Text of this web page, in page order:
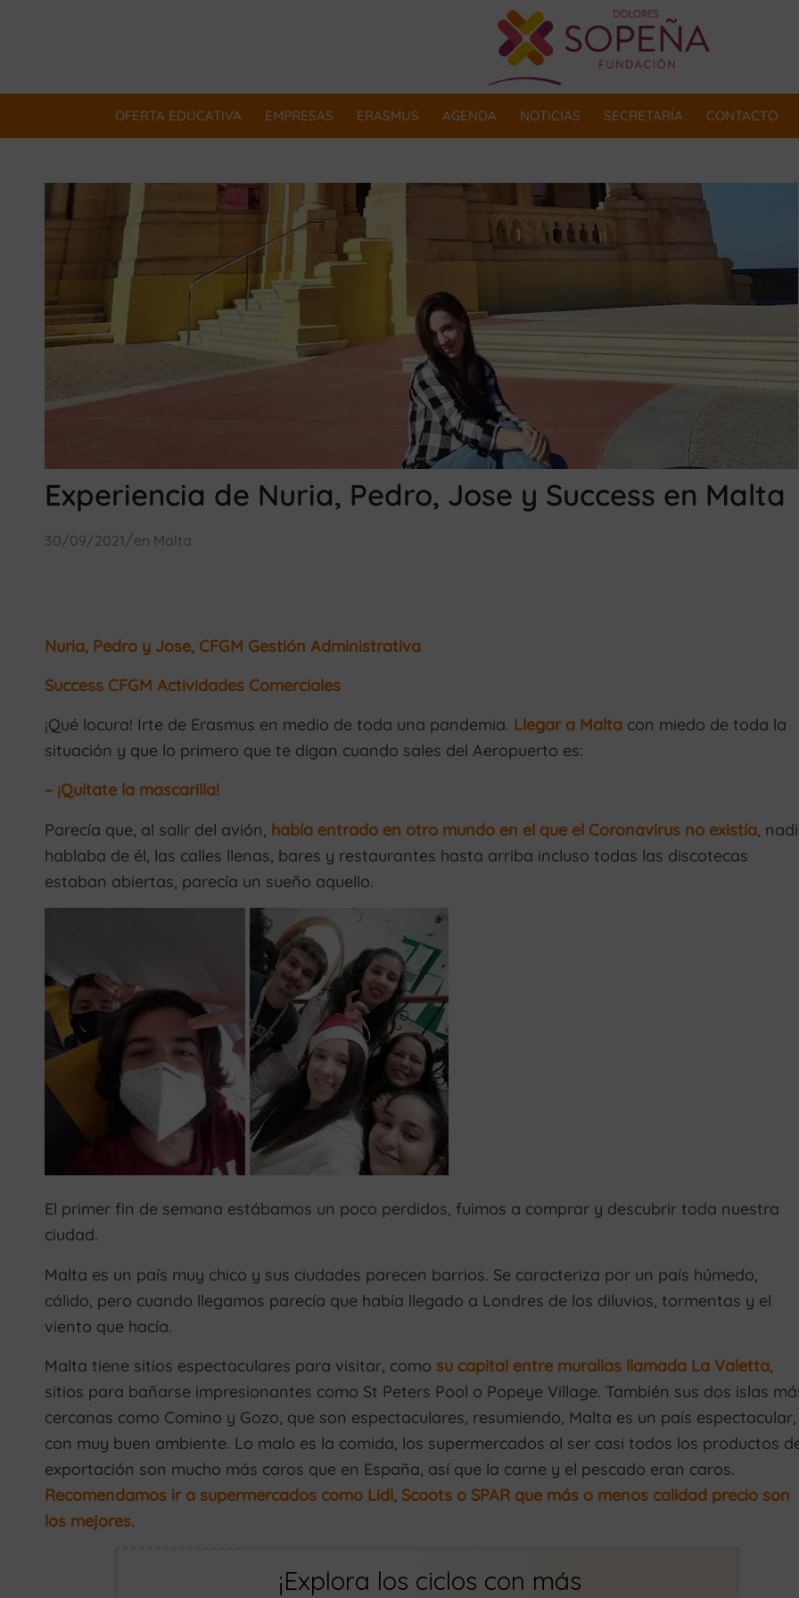
OFERTA EDUCATIVA EMPRESAS ERASMUS AGENDA NOTICIAS SECRETARÍA CONTACTO
Experiencia de Nuria, Pedro, Jose y Success en Malta
30/09/2021 /en Malta
Nuria, Pedro y Jose, CFGM Gestión Administrativa
Success CFGM Actividades Comerciales
¡Qué locura! Irte de Erasmus en medio de toda una pandemia. Llegar a Malta con miedo de toda la
situación y que lo primero que te digan cuando sales del Aeropuerto es:
– ¡Quítate la mascarilla!
Parecía que, al salir del avión, había entrado en otro mundo en el que el Coronavirus no existía,
hablaba de él, las calles llenas, bares y restaurantes hasta arriba incluso todas las discotecas
estaban abiertas, parecía un sueño aquello.
El primer fin de semana estábamos un poco perdidos, fuimos a comprar y descubrir toda nuestra
ciudad.
Malta es un país muy chico y sus ciudades parecen barrios. Se caracteriza por un país húmedo,
cálido, pero cuando llegamos parecía que había llegado a Londres de los diluvios, tormentas y el
viento que hacía.
Malta tiene sitios espectaculares para visitar, como su capital entre murallas llamada La Valetta,
sitios para bañarse impresionantes como St Peters Pool o Popeye Village. También sus dos islas
cercanas como Comino y Gozo, que son espectaculares, resumiendo, Malta es un país espectacular,
con muy buen ambiente. Lo malo es la comida, los supermercados al ser casi todos los productos
exportación son mucho más caros que en España, así que la carne y el pescado eran caros.
Recomendamos ir a supermercados como Lidl, Scoots o SPAR que más o menos calidad precio son
los mejores.
¡Explora los ciclos con más